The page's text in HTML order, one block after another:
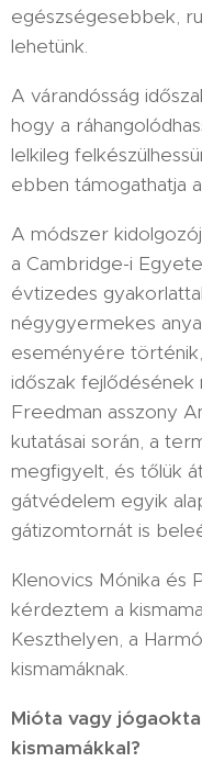
egészségesebbek,
lehetünk.
A várandósság
hogy a
lelkileg
ebben támogathatja
A módszer
a Cambridge-i
évtizedes
négygyermekes
eseményére
időszak fejlődésének
Freedman asszony
kutatásai során, a
megfigyelt, és tőlük
gátvédelem egyik
gátizomtornát is
Klenovics Mónika és
kérdeztem a
Keszthelyen, a
kismamáknak.
Mióta vagy
kismamákkal?